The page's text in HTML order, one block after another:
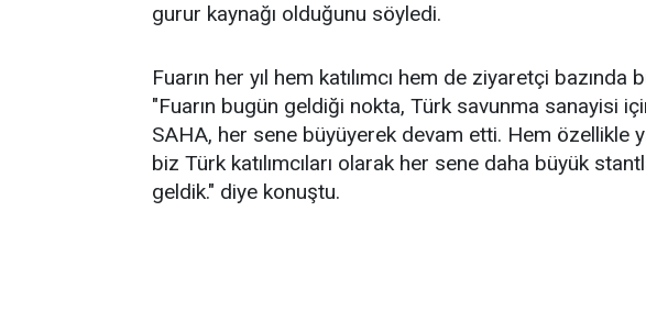
gurur kaynağı olduğunu söyledi.
Fuarın her yıl hem katılımcı hem de ziyaretçi
"Fuarın bugün geldiği nokta, Türk savunma sanayisi
SAHA, her sene büyüyerek devam etti. Hem özellikle
biz Türk katılımcıları olarak her sene daha büyük
geldik." diye konuştu.